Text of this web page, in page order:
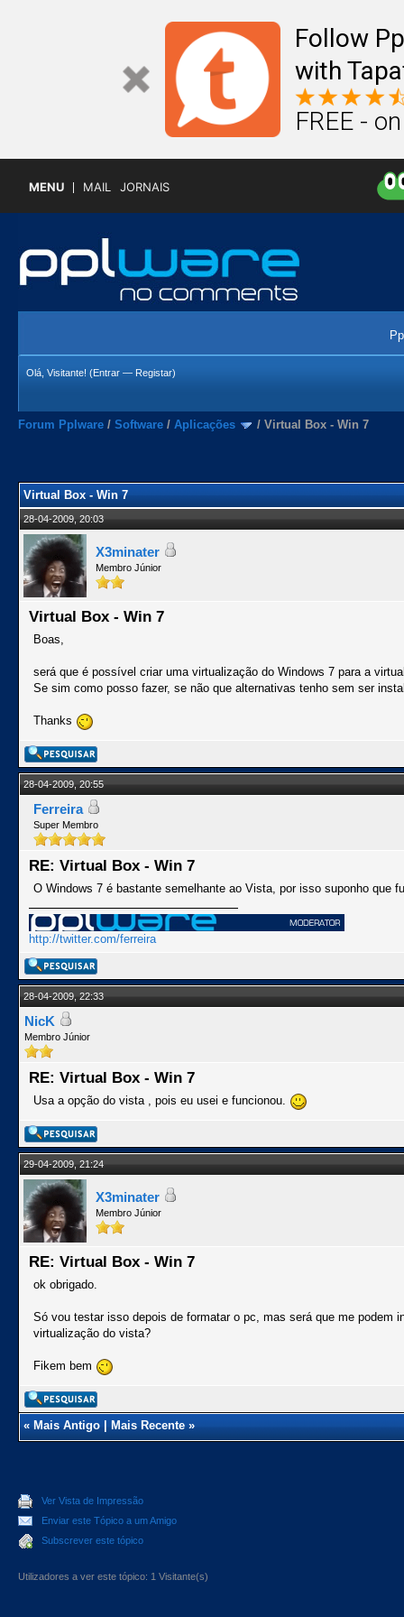
Follow
with
FREE -
MENU MAIL JORNAIS
Olá, Visitante! (Entrar — Registar)
Forum Pplware / Software / Aplicações / Virtual Box - Win 7
Virtual Box - Win 7
28-04-2009, 20:03
X3minater
Membro Júnior
Virtual Box - Win 7
Boas,
será que é possível criar uma virtualização do Windows 7 para a
Se sim como posso fazer, se não que alternativas tenho sem ser
Thanks
28-04-2009, 20:55
Ferreira
Super Membro
RE: Virtual Box - Win 7
O Windows 7 é bastante semelhante ao Vista, por isso suponho que
http://twitter.com/ferreira
28-04-2009, 22:33
NicK
Membro Júnior
RE: Virtual Box - Win 7
Usa a opção do vista , pois eu usei e funcionou.
29-04-2009, 21:24
X3minater
Membro Júnior
RE: Virtual Box - Win 7
ok obrigado.
Só vou testar isso depois de formatar o pc, mas será que me podem
virtualização do vista?
Fikem bem
«Mais Antigo|Mais Recente»
Ver Vista de Impressão
Enviar este Tópico a um Amigo
Subscrever este tópico
Utilizadores a ver este tópico: 1 Visitante(s)